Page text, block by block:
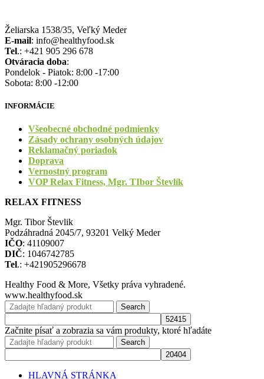
Želiarska 1538/35, Veľký Meder
E-mail: info@healthyfood.sk
Tel.: +421 905 296 678
Otváracia doba:
Pondelok - Piatok: 8:00 -17:00
Sobota: 8:00 -12:00
INFORMÁCIE
Všeobecné obchodné podmienky
Zásady ochrany osobných údajov
Reklamačný poriadok
Doprava
Vernostný program
VOP Relax Fitness, Mgr. TIbor Števlík
RELAX FITNESS
Mgr. Tibor Števlik
Podzáhradná 2045/7, 93201 Velký Meder
IČO: 41109007
DIČ: 1046742785
Tel.: +421905296678
Healthy Food & More, Všetky práva vyhradené.
www.healthyfood.sk
Search
Začnite písať a zobrazia sa vám produkty, ktoré hľadáte
Search
HLAVNÁ STRÁNKA